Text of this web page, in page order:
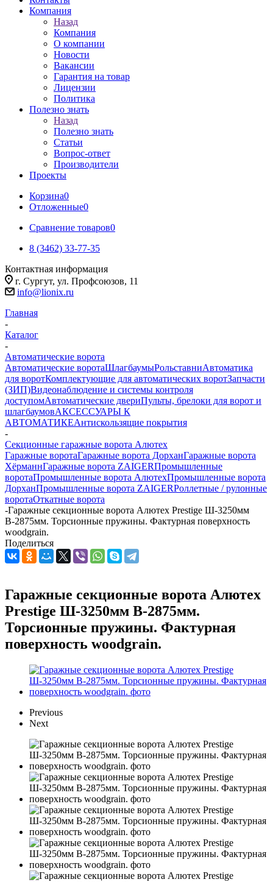
Компания
Назад
Компания
О компании
Новости
Вакансии
Гарантия на товар
Лицензии
Политика
Полезно знать
Назад
Полезно знать
Статьи
Вопрос-ответ
Производители
Проекты
Корзина0
Отложенные0
Сравнение товаров0
8 (3462) 33-77-35
Контактная информация
г. Сургут, ул. Профсоюзов, 11
info@lionix.ru
Главная
-
Каталог
-
Автоматические ворота
Автоматические воротаШлагбаумыРольставниАвтоматика
для воротКомплектующие для автоматических воротЗапчасти
(ЗИП)Видеонаблюдение и системы контроля
доступомАвтоматические двериПульты, брелоки для ворот и
шлагбаумовАКСЕССУАРЫ К
АВТОМАТИКЕАнтискользящие покрытия
-
Секционные гаражные ворота Алютех
Гаражные воротаГаражные ворота ДорханГаражные ворота
ХёрманнГаражные ворота ZAIGERПромышленные
воротаПромышленные ворота АлютехПромышленные ворота
ДорханПромышленные ворота ZAIGERРоллетные / рулонные
воротаОткатные ворота
-Гаражные секционные ворота Алютех Prestige Ш-3250мм
В-2875мм. Торсионные пружины. Фактурная поверхность
woodgrain.
Поделиться
Гаражные секционные ворота Алютех
Prestige Ш-3250мм В-2875мм.
Торсионные пружины. Фактурная
поверхность woodgrain.
Previous
Next